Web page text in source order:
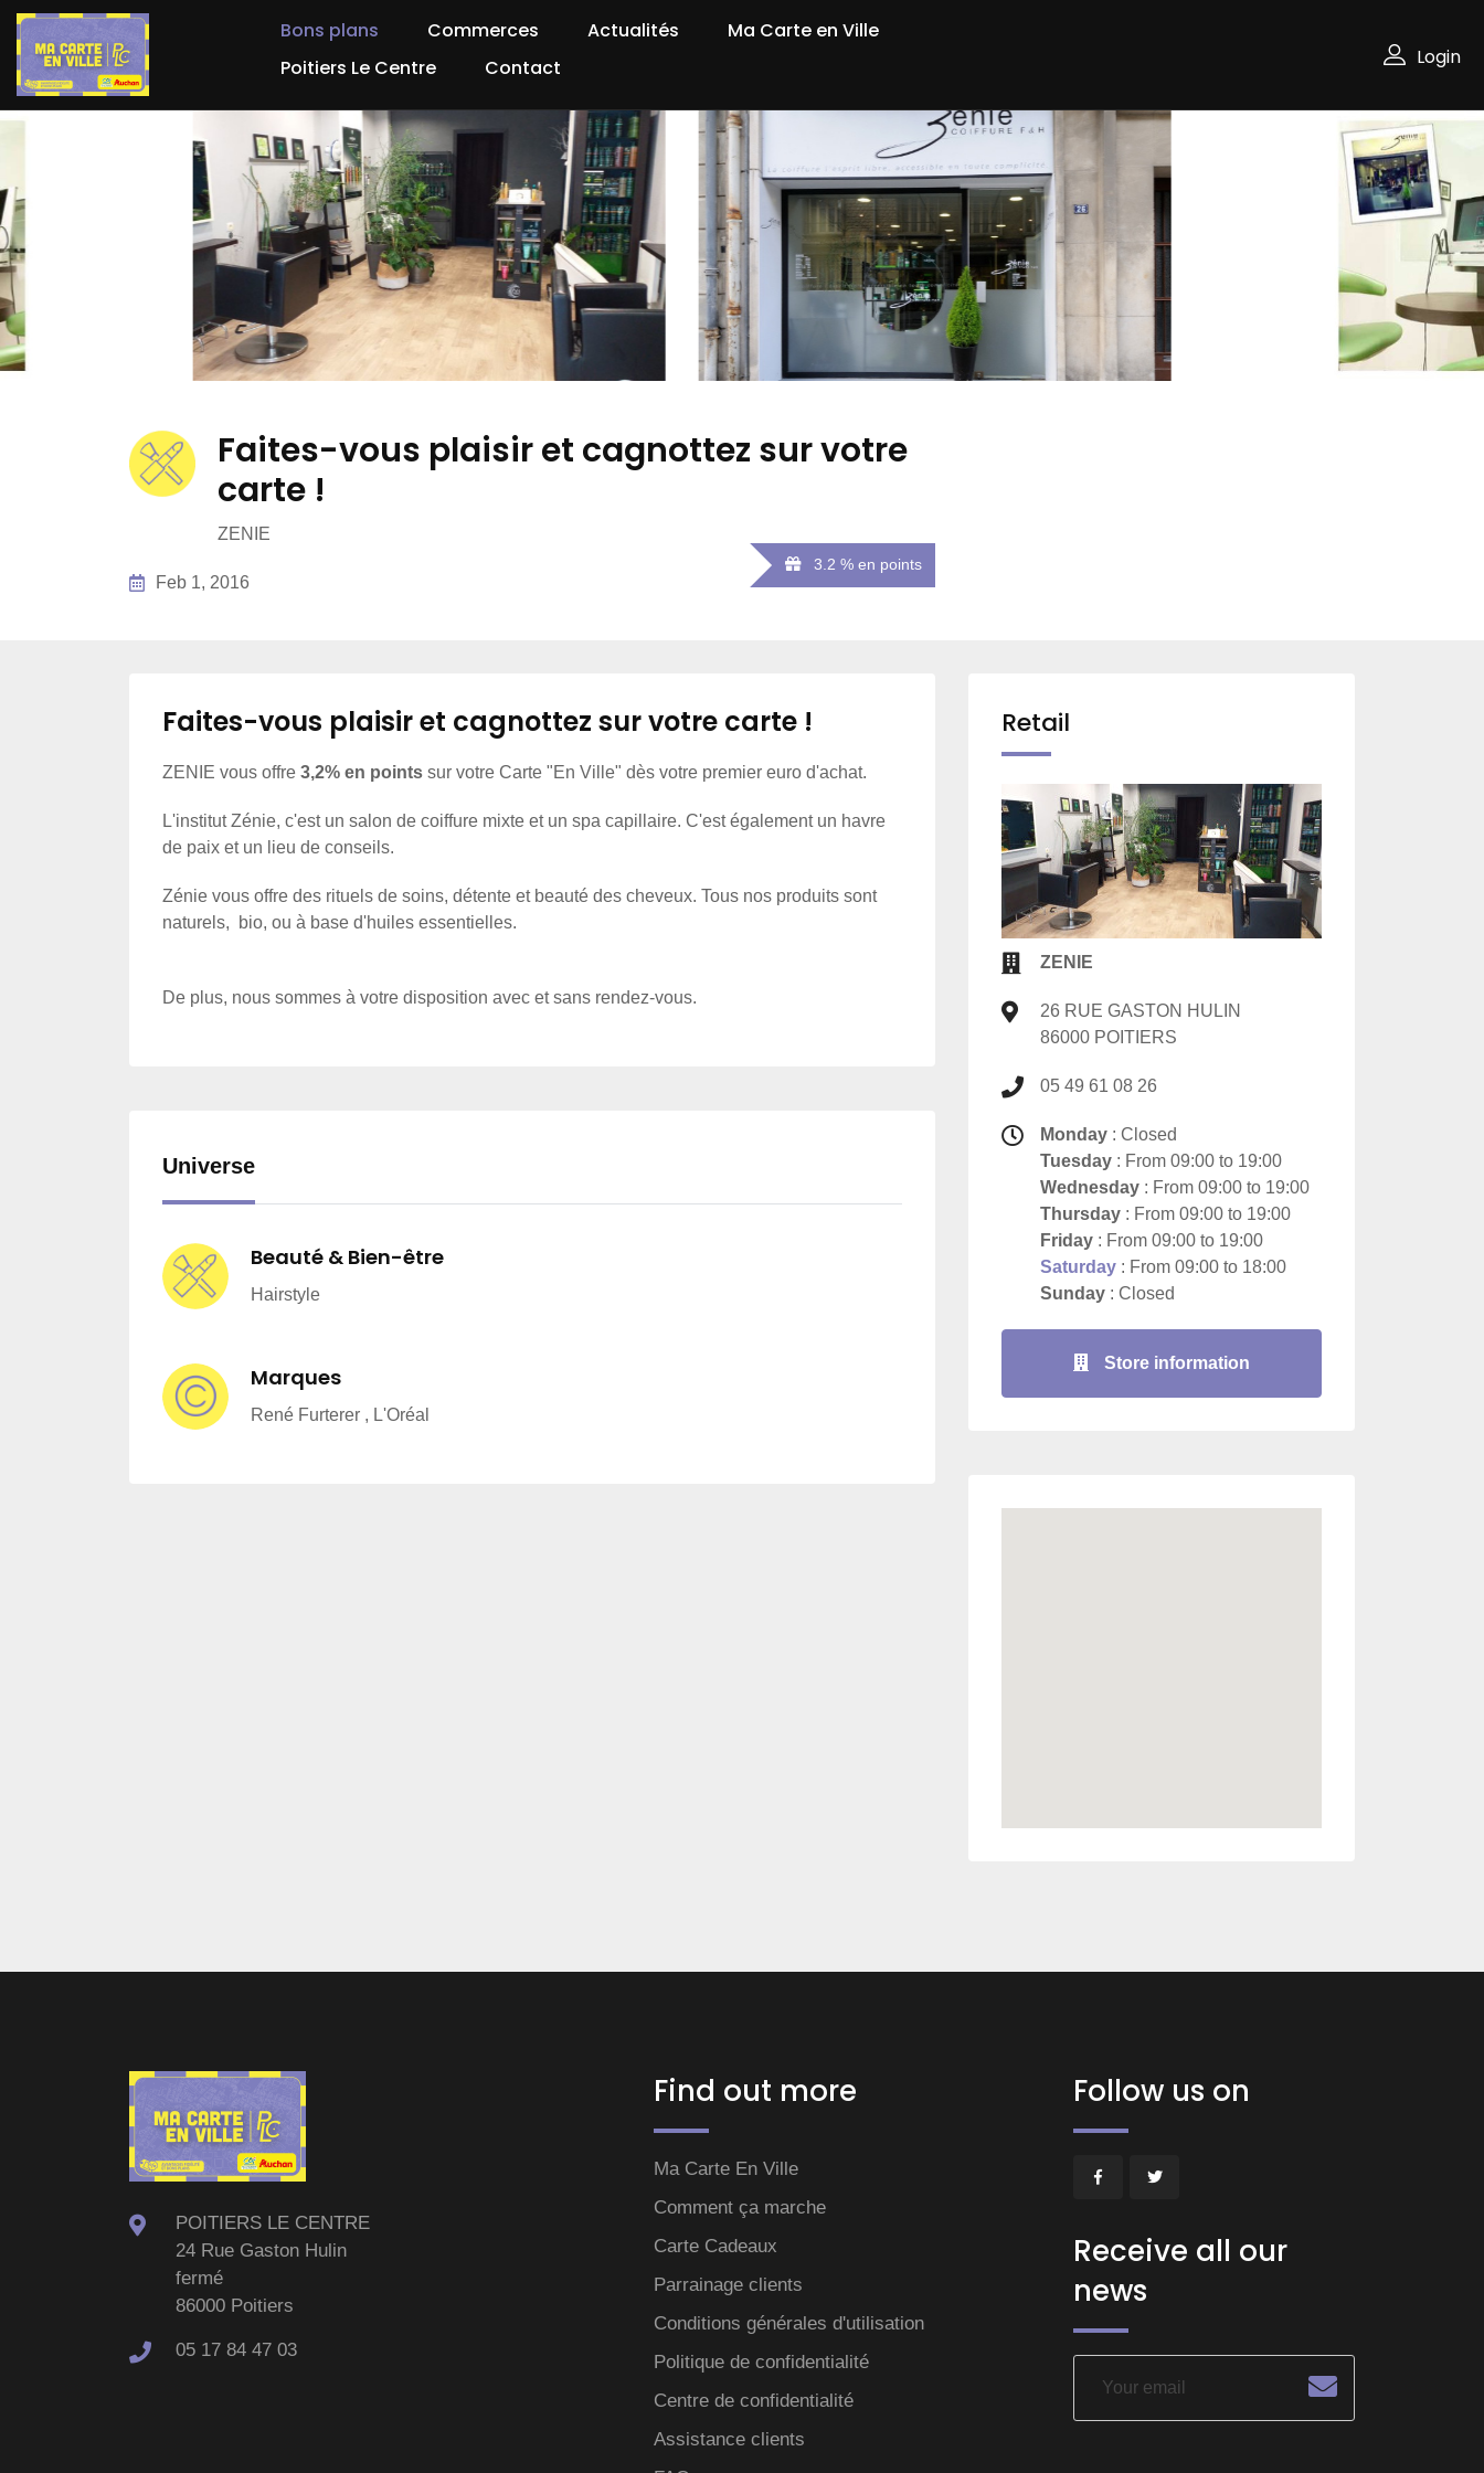
Bons plans Commerces Actualités
Ma Carte en Ville
Poitiers Le Centre
Contact Login
Faites-vous plaisir et cagnottez sur votre
carte !
ZENIE
Feb 1, 2016
3.2 % en points
Faites-vous plaisir et cagnottez sur votre carte !
ZENIE vous offre 3,2% en points sur votre Carte "En Ville" dès votre premier euro d'achat.
L'institut Zénie, c'est un salon de coiffure mixte et un spa capillaire. C'est également un havre
de paix et un lieu de conseils.
Zénie vous offre des rituels de soins, détente et beauté des cheveux. Tous nos produits sont
naturels, bio, ou à base d'huiles essentielles.
De plus, nous sommes à votre disposition avec et sans rendez-vous.
Universe
Beauté & Bien-être
Hairstyle
Marques
René Furterer , L'Oréal
Retail
ZENIE
26 RUE GASTON HULIN
86000 POITIERS
05 49 61 08 26
Monday : Closed
Tuesday : From 09:00 to 19:00
Wednesday : From 09:00 to 19:00
Thursday : From 09:00 to 19:00
Friday : From 09:00 to 19:00
Saturday : From 09:00 to 18:00
Sunday : Closed
Store information
POITIERS LE CENTRE
24 Rue Gaston Hulin
fermé
86000 Poitiers
05 17 84 47 03
Find out more
Ma Carte En Ville
Comment ça marche
Carte Cadeaux
Parrainage clients
Conditions générales d'utilisation
Politique de confidentialité
Centre de confidentialité
Assistance clients
Follow us on
Receive all our
news